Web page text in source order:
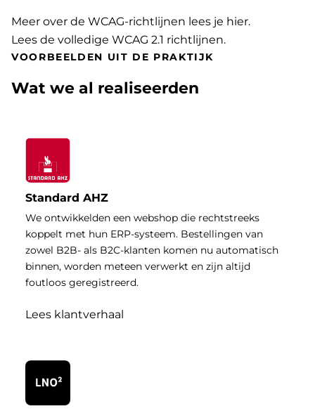
Meer over de WCAG-richtlijnen lees je hier.
Lees de volledige WCAG 2.1 richtlijnen.
VOORBEELDEN UIT DE PRAKTIJK
Wat we al realiseerden
Standard AHZ
We ontwikkelden een webshop die rechtstreeks
koppelt met hun ERP-systeem. Bestellingen van
zowel B2B- als B2C-klanten komen nu automatisch
binnen, worden meteen verwerkt en zijn altijd
foutloos geregistreerd.
Lees klantverhaal